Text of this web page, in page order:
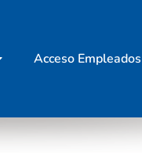
Acceso Empleados